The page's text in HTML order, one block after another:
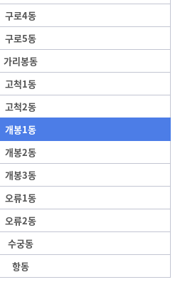
구로4동
구로5동
가리봉동
고척1동
고척2동
개봉1동
개봉2동
개봉3동
오류1동
오류2동
수궁동
항동